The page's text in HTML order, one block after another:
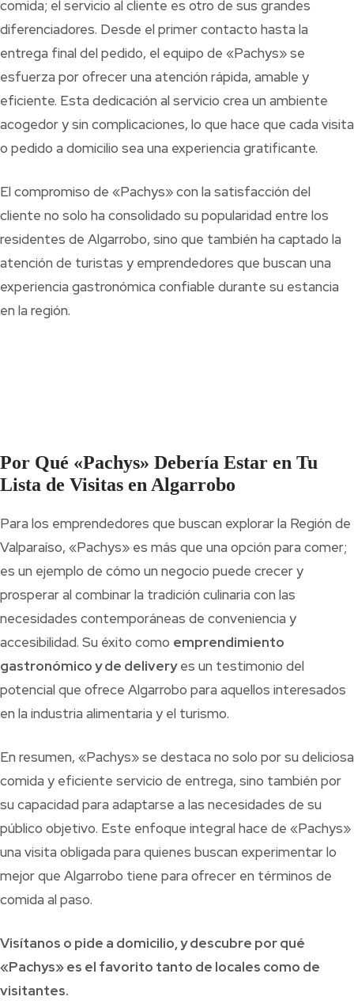
comida; el servicio al cliente es otro de sus grandes
diferenciadores. Desde el primer contacto hasta la
entrega final del pedido, el equipo de «Pachys» se
esfuerza por ofrecer una atención rápida, amable y
eficiente. Esta dedicación al servicio crea un ambiente
acogedor y sin complicaciones, lo que hace que cada visita
o pedido a domicilio sea una experiencia gratificante.
El compromiso de «Pachys» con la satisfacción del
cliente no solo ha consolidado su popularidad entre los
residentes de Algarrobo, sino que también ha captado la
atención de turistas y emprendedores que buscan una
experiencia gastronómica confiable durante su estancia
en la región.
Por Qué «Pachys» Debería Estar en Tu
Lista de Visitas en Algarrobo
Para los emprendedores que buscan explorar la Región de
Valparaíso, «Pachys» es más que una opción para comer;
es un ejemplo de cómo un negocio puede crecer y
prosperar al combinar la tradición culinaria con las
necesidades contemporáneas de conveniencia y
accesibilidad. Su éxito como emprendimiento
gastronómico y de deliveryes un testimonio del
potencial que ofrece Algarrobo para aquellos interesados
en la industria alimentaria y el turismo.
En resumen, «Pachys» se destaca no solo por su deliciosa
comida y eficiente servicio de entrega, sino también por
su capacidad para adaptarse a las necesidades de su
público objetivo. Este enfoque integral hace de «Pachys»
una visita obligada para quienes buscan experimentar lo
mejor que Algarrobo tiene para ofrecer en términos de
comida al paso.
Visítanos o pide a domicilio, y descubre por qué
«Pachys» es el favorito tanto de locales como de
visitantes.